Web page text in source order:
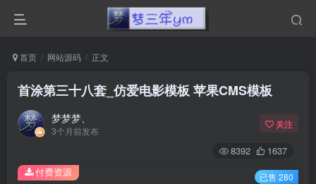
首页 网站源码 正文
首涂第三十八套_仿爱电影模板 苹果CMS模板
梦梦梦、
3个月前发布
关注
8392 1637
付费资源 已售 280